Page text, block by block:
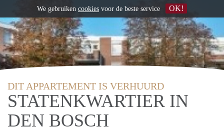
DIT APPARTEMENT IS VERHUURD
STATENKWARTIER IN
DEN BOSCH
We gebruiken cookies voor de beste service OK!